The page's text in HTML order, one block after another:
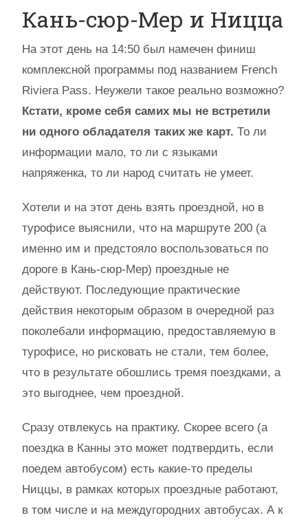
Кань-сюр-Мер и Ницца
На этот день на 14:50 был намечен финиш
комплексной программы под названием French
Riviera Pass. Неужели такое реально возможно?
Кстати, кроме себя самих мы не встретили
ни одного обладателя таких же карт. То ли
информации мало, то ли с языками
напряженка, то ли народ считать не умеет.
Хотели и на этот день взять проездной, но в
турофисе выяснили, что на маршруте 200 (а
именно им и предстояло воспользоваться по
дороге в Кань-сюр-Мер) проездные не
действуют. Последующие практические
действия некоторым образом в очередной раз
поколебали информацию, предоставляемую в
турофисе, но рисковать не стали, тем более,
что в результате обошлись тремя поездками, а
это выгоднее, чем проездной.
Сразу отвлекусь на практику. Скорее всего (а
поездка в Канны это может подтвердить, если
поедем автобусом) есть какие-то пределы
Ниццы, в рамках которых проездные работают,
в том числе и на междугородних автобусах. А к